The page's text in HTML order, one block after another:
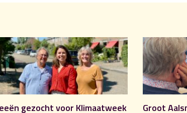
gezocht voor Klimaatweek
Groot